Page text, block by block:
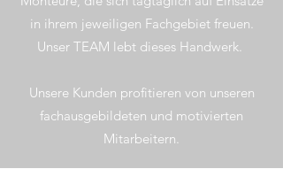
in ihrem jeweiligen Fachgebiet freuen.
Unser TEAM lebt dieses Handwerk.
Unsere Kunden profitieren von unseren
fachausgebildeten und motivierten
Mitarbeitern.